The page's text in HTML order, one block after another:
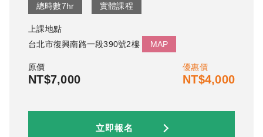
總時數7hr 實體課程
上課地點
台北市復興南路一段390號2樓
MAP
原價
NT$7,000
優惠價
NT$4,000
立即報名